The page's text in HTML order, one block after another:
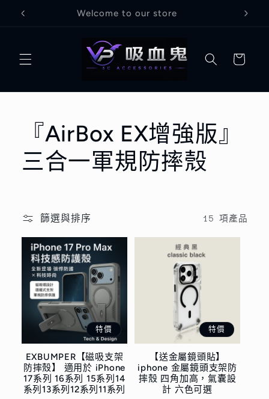
跳至內
容
Welcome to our store
物
商
品
列
:
『AirBox EX增強版』
三合一軍規防摔殼
篩選與排序 15 項產品
特價
EXBUMPER【磁吸支架
防摔殼】 適用於 iPhone
17系列 16系列 15系列14
系列13系列12系列11系列
特價
【送金屬鏡頭貼】
iphone 金屬鏡頭支架防
摔殼 四角加高，氣囊設
計 六色可選